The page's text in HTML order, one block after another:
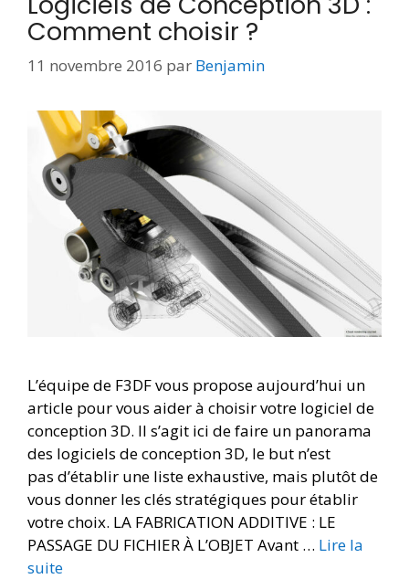
Comment choisir ?
11 novembre 2016 par Benjamin
L’équipe de F3DF vous propose aujourd’hui un
article pour vous aider à choisir votre logiciel de
conception 3D. Il s’agit ici de faire un panorama
des logiciels de conception 3D, le but n’est
pas d’établir une liste exhaustive, mais plutôt de
vous donner les clés stratégiques pour établir
votre choix. LA FABRICATION ADDITIVE : LE
PASSAGE DU FICHIER À L’OBJET Avant … Lire la
suite